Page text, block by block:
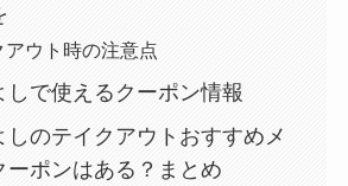
アウト時の注意点
しで使えるクーポン情報
しのテイクアウトおすすめメ
ーポンはある？まとめ